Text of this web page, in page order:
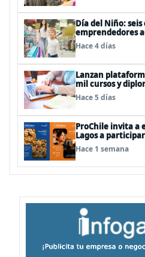
Día del Niño: seis
emprendedores
publicidad
Hace 4 días
Lanzan
mil cursos y
futuro del trabajo
Hace 5 días
ProChile invita a
Lagos a
Concursos 2027
Hace 1 semana